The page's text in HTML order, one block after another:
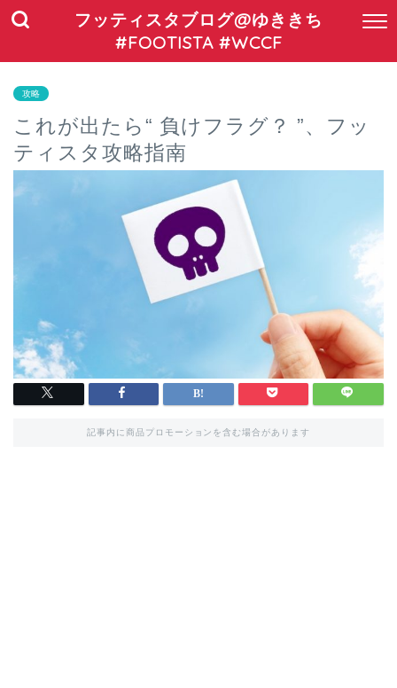
フッティスタブログ@ゆききち
#FOOTISTA #WCCF
攻略
これが出たら“ 負けフラグ？ ”、フッ
ティスタ攻略指南
記事内に商品プロモーションを含む場合があります